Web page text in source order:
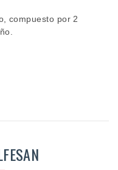
compuesto por 2